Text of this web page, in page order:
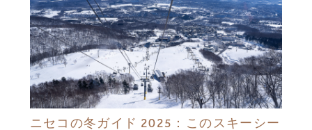
ニセコの冬ガイド 2025：このスキーシー